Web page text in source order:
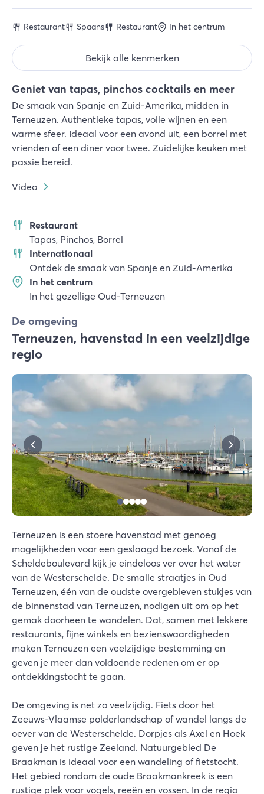
Geniet van tapas, pinchos cocktails en meer
De smaak van Spanje en Zuid-Amerika, midden in
Terneuzen. Authentieke tapas, volle wijnen en een
warme sfeer. Ideaal voor een avond uit, een borrel met
vrienden of een diner voor twee. Zuidelijke keuken met
passie bereid.
Video
Restaurant
Tapas, Pinchos, Borrel
Internationaal
Ontdek de smaak van Spanje en Zuid-Amerika
In het centrum
In het gezellige Oud-Terneuzen
Restaurant Spaans Restaurant In het centrum
Bekijk alle kenmerken
De omgeving
Terneuzen, havenstad in een veelzijdige
regio
Terneuzen is een stoere havenstad met genoeg
mogelijkheden voor een geslaagd bezoek. Vanaf de
Scheldeboulevard kijk je eindeloos ver over het water
van de Westerschelde. De smalle straatjes in Oud
Terneuzen, één van de oudste overgebleven stukjes van
de binnenstad van Terneuzen, nodigen uit om op het
gemak doorheen te wandelen. Dat, samen met lekkere
restaurants, fijne winkels en bezienswaardigheden
maken Terneuzen een veelzijdige bestemming en
geven je meer dan voldoende redenen om er op
ontdekkingstocht te gaan.
De omgeving is net zo veelzijdig. Fiets door het
Zeeuws-Vlaamse polderlandschap of wandel langs de
oever van de Westerschelde. Dorpjes als Axel en Hoek
geven je het rustige Zeeland. Natuurgebied De
Braakman is ideaal voor een wandeling of fietstocht.
Het gebied rondom de oude Braakmankreek is een
rustige plek voor vogels, reeën en vossen. In de regio